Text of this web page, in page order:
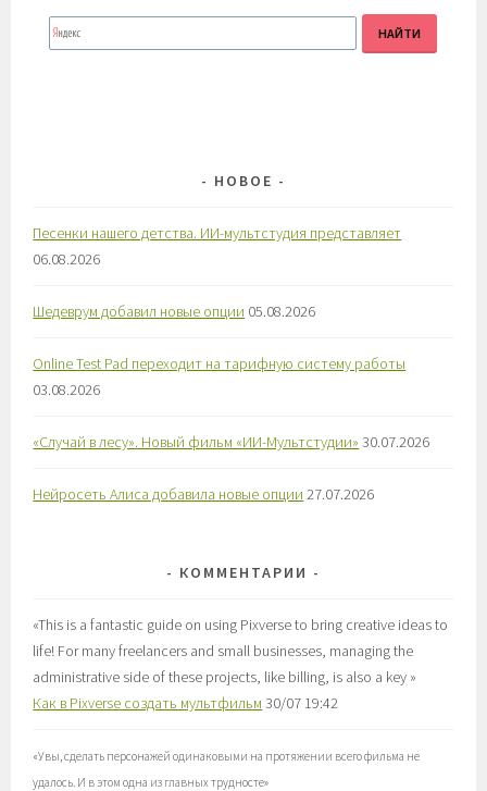
НОВОЕ
Песенки нашего детства. ИИ-мультстудия представляет
06.08.2026
Шедеврум добавил новые опции 05.08.2026
Online Test Pad переходит на тарифную систему работы
03.08.2026
«Случай в лесу». Новый фильм «ИИ-Мультстудии» 30.07.2026
Нейросеть Алиса добавила новые опции 27.07.2026
КОММЕНТАРИИ
«This is a fantastic guide on using Pixverse to bring creative ideas to
life! For many freelancers and small businesses, managing the
administrative side of these projects, like billing, is also a key »
Как в Pixverse создать мультфильм 30/07 19:42
«Увы, сделать персонажей одинаковыми на протяжении всего фильма не
удалось. И в этом одна из главных трудносте»